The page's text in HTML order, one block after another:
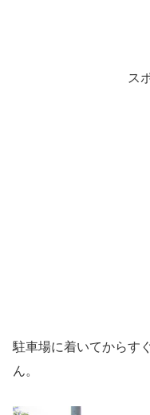
ス
駐車場に着いてからす
ん。